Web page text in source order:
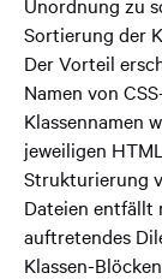
Sortierung der
Der Vorteil
Namen von
Klassennamen
jeweiligen
Strukturierung
Dateien entfällt
auftretendes
Klassen-